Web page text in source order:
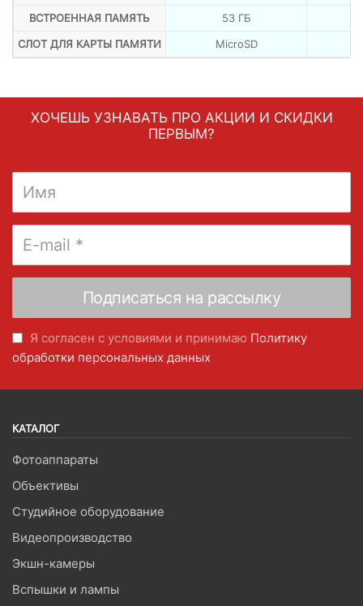
ВСТРОЕННАЯ ПАМЯТЬ
53 ГБ
СЛОТ ДЛЯ КАРТЫ ПАМЯТИ
MicroSD
ХОЧЕШЬ УЗНАВАТЬ ПРО АКЦИИ И СКИДКИ
ПЕРВЫМ?
Я согласен с условиями и принимаю Политику
обработки персональных данных
КАТАЛОГ
Фотоаппараты
Объективы
Студийное оборудование
Видеопроизводство
Экшн-камеры
Вспышки и лампы